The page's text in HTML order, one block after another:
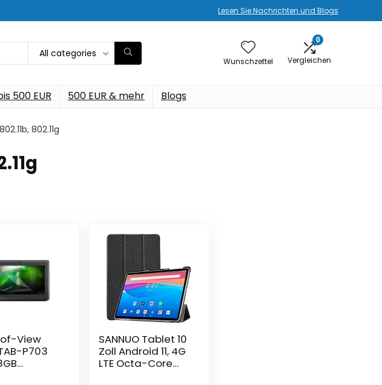
Lesen Sie Nachrichten und Blogs
All categories
Wunschzettel
0
Vergleichen
500 EUR 500 EUR & mehr Blogs
802.11g
View
P703
SANNUO Tablet 10
Zoll Android 11, 4G
LTE Octa-Core